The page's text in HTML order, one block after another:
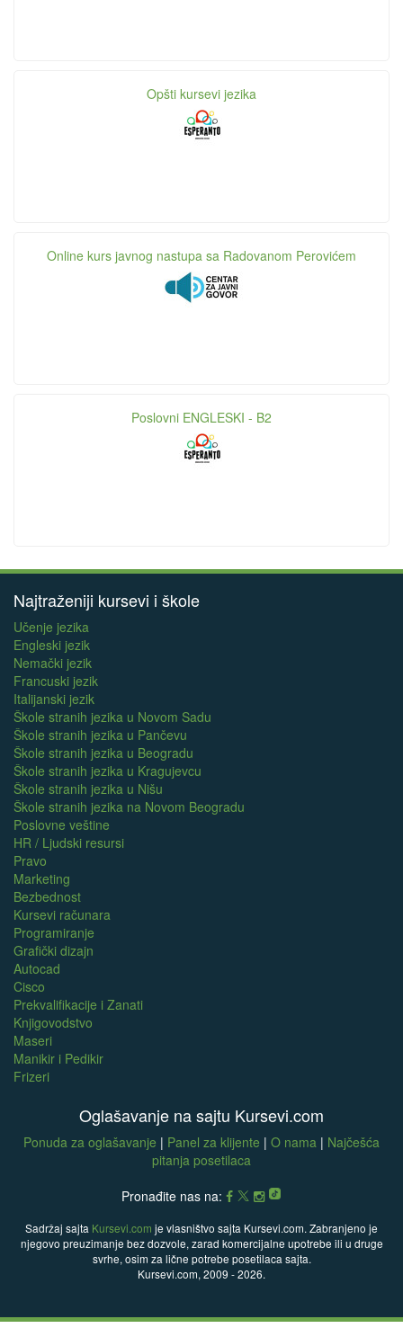
Opšti kursevi jezika
Online kurs javnog nastupa sa Radovanom Perovićem
Poslovni ENGLESKI - B2
Najtraženiji kursevi i škole
Učenje jezika
Engleski jezik
Nemački jezik
Francuski jezik
Italijanski jezik
Škole stranih jezika u Novom Sadu
Škole stranih jezika u Pančevu
Škole stranih jezika u Beogradu
Škole stranih jezika u Kragujevcu
Škole stranih jezika u Nišu
Škole stranih jezika na Novom Beogradu
Poslovne veštine
HR / Ljudski resursi
Pravo
Marketing
Bezbednost
Kursevi računara
Programiranje
Grafički dizajn
Autocad
Cisco
Prekvalifikacije i Zanati
Knjigovodstvo
Maseri
Manikir i Pedikir
Frizeri
Oglašavanje na sajtu Kursevi.com
Ponuda za oglašavanje | Panel za klijente | O nama | Najčešća
pitanja posetilaca
Pronađite nas na:
Sadržaj sajta Kursevi.com je vlasništvo sajta Kursevi.com. Zabranjeno je
njegovo preuzimanje bez dozvole, zarad komercijalne upotrebe ili u druge
svrhe, osim za lične potrebe posetilaca sajta.
Kursevi.com, 2009 - 2026.